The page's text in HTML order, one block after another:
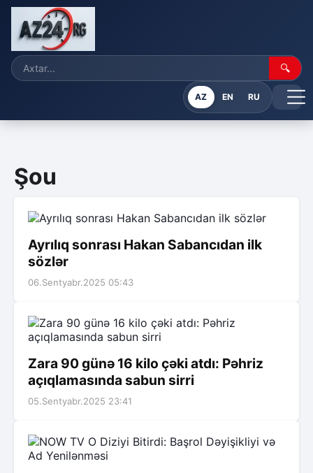
🔍
AZ EN RU
Şou
Ayrılıq sonrası Hakan Sabancıdan ilk
sözlər
06.Sentyabr.2025 05:43
Zara 90 günə 16 kilo çəki atdı: Pəhriz
açıqlamasında sabun sirri
05.Sentyabr.2025 23:41